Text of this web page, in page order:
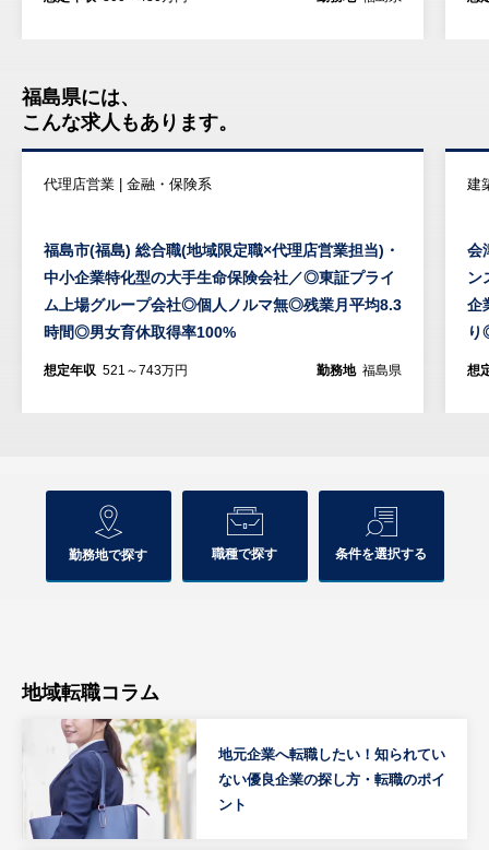
福島県には、
こんな求人もあります。
代理店営業 | 金融・保険系
福島市(福島) 総合職(地域限定職×代理店営業担当)・
中小企業特化型の大手生命保険会社／◎東証プライ
ム上場グループ会社◎個人ノルマ無◎残業月平均8.3
時間◎男女育休取得率100%
想定年収 521～743万円 勤務地 福島県
建
会
ン
企
想
勤務地で探す 職種で探す 条件を選択する
地域転職コラム
地元企業へ転職したい！知られてい
ない優良企業の探し方・転職のポイ
ント